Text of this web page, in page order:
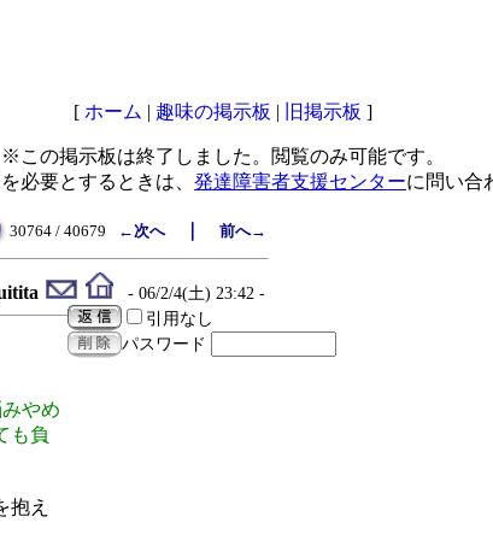
[ ホーム | 趣味の掲示板 | 旧掲示板 ]
※この掲示板は終了しました。閲覧のみ可能です。
必要とするときは、 発達障害者支援センターに問い合
30764 / 40679 ←次へ｜ 前へ→
- 06/2/4(土) 23:42 -
引用なし
パスワード
やめ
も負
抱え